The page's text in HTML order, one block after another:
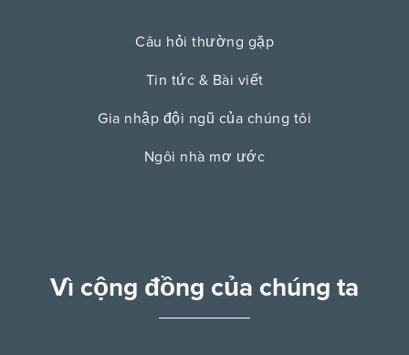
Câu hỏi thường gặp
Tin tức & Bài viết
Gia nhập đội ngũ của chúng tôi
Ngôi nhà mơ ước
Vì cộng đồng của chúng ta